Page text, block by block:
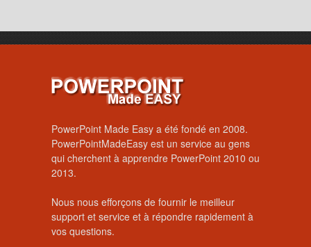
PowerPoint Made Easy a été fondé en 2008.
PowerPointMadeEasy est un service au gens
qui cherchent à apprendre PowerPoint 2010 ou
2013.
Nous nous efforçons de fournir le meilleur
support et service et à répondre rapidement à
vos questions.